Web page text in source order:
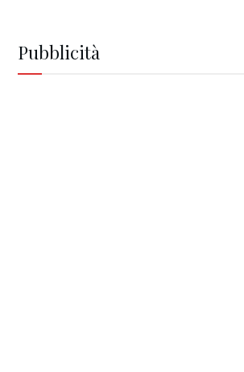
Pubblicità